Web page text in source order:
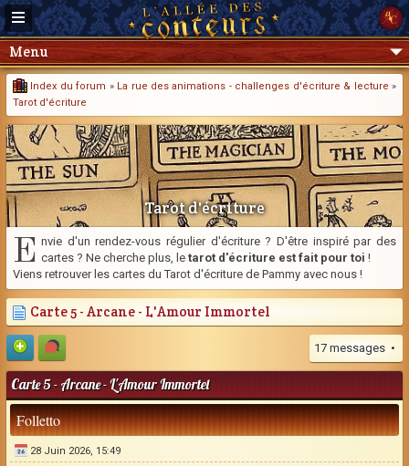
Menu
Index du forum » La rue des animations - challenges d'écriture & lecture »
Tarot d'écriture
Tarot d'écriture
E nvie d'un rendez-vous régulier d'écriture ? D'être inspiré par des
cartes ? Ne cherche plus, le tarot d'écriture est fait pour toi !
Viens retrouver les cartes du Tarot d'écriture de Pammy avec nous !
Carte 5 - Arcane - L'Amour Immortel
17 messages •
Carte 5 - Arcane - L'Amour Immortel
Folletto
28 Juin 2026, 15:49